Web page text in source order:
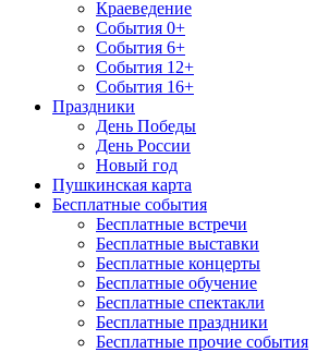
Краеведение
События 0+
События 6+
События 12+
События 16+
Праздники
День Победы
День России
Новый год
Пушкинская карта
Бесплатные события
Бесплатные встречи
Бесплатные выставки
Бесплатные концерты
Бесплатные обучение
Бесплатные спектакли
Бесплатные праздники
Бесплатные прочие события